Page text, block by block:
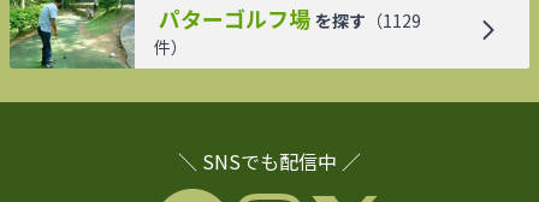
パターゴルフ場 を探す （1129
件）
＼ SNSでも配信中 ／